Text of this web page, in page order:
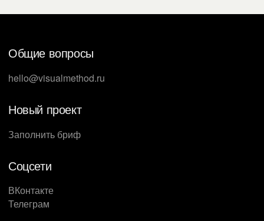
Общие вопросы
hello@visualmethod.ru
Новый проект
Заполнить бриф
Соцсети
ВКонтакте
Телеграм